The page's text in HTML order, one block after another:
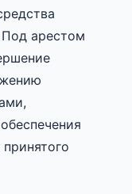
арестом